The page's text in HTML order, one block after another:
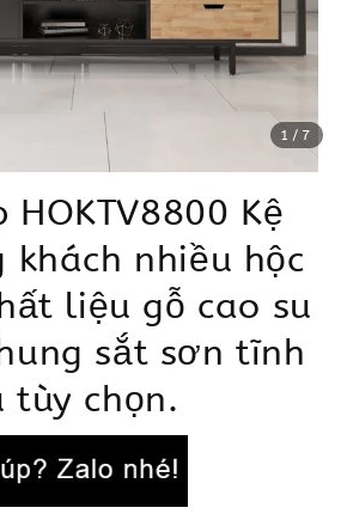
1 /7
HOKTV8800 Kệ
nhiều hộc
liệu gỗ cao su
sắt sơn tĩnh
tùy chọn.